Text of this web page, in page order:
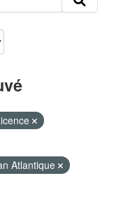
Atlantique